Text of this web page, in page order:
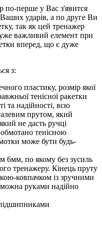
по-перше у Вас з'явится
ударів, а по друге Ви
так як цей тренажер
важливий елемент при
вперед, що є дуже
з:
пластику, розмір якої
тенісної ракетки
та надійності, всю
прутом, який
не дасть ручці
тенісною
може бути будь-
6мм, по якому без зусиль
тренажеру. Кінець пруту
ковпачком із зручними
руками надійно